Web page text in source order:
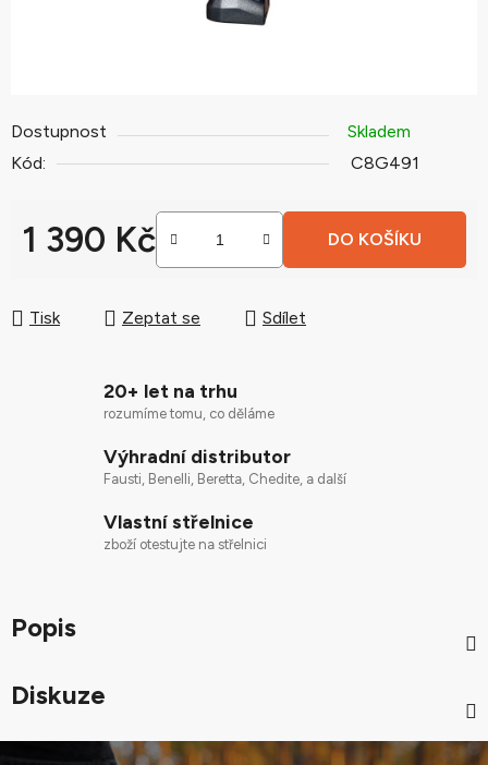
Dostupnost
Skladem
Kód:
C8G491
1 390 Kč DO KOŠÍKU
Tisk Zeptat se Sdílet
20+ let na trhu
rozumíme tomu, co děláme
Výhradní distributor
Fausti, Benelli, Beretta, Chedite, a další
Vlastní střelnice
zboží otestujte na střelnici
Popis
Diskuze